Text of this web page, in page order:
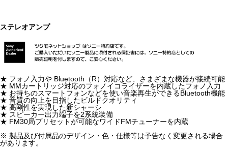
ステレオアンプ
★ フォノ入力や Bluetooth（R）対応など、さまざまな機器が接続可能
★ MMカートリッジ対応のフォノイコライザーを内蔵したフォノ入力
★ お持ちのスマートフォンなどを使い音楽再生ができるBluetooth機能
★ 音質の向上を目指したビルドクオリティ
★ 高剛性を実現した新シャーシ
★ スピーカー出力端子を2系統装備
★ FM30局プリセットが可能なワイドFMチューナーを内蔵
※ 製品及び付属品のデザイン・色・仕様等は予告なく変更される場合
があります。